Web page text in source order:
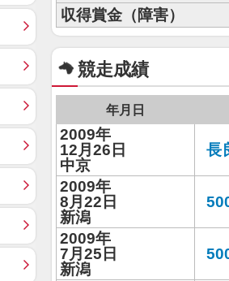
収得賞金（障害）
競走成績
年月日
2009年
12月26日
中京
長
2009年
8月22日
新潟
2009年
7月25日
新潟